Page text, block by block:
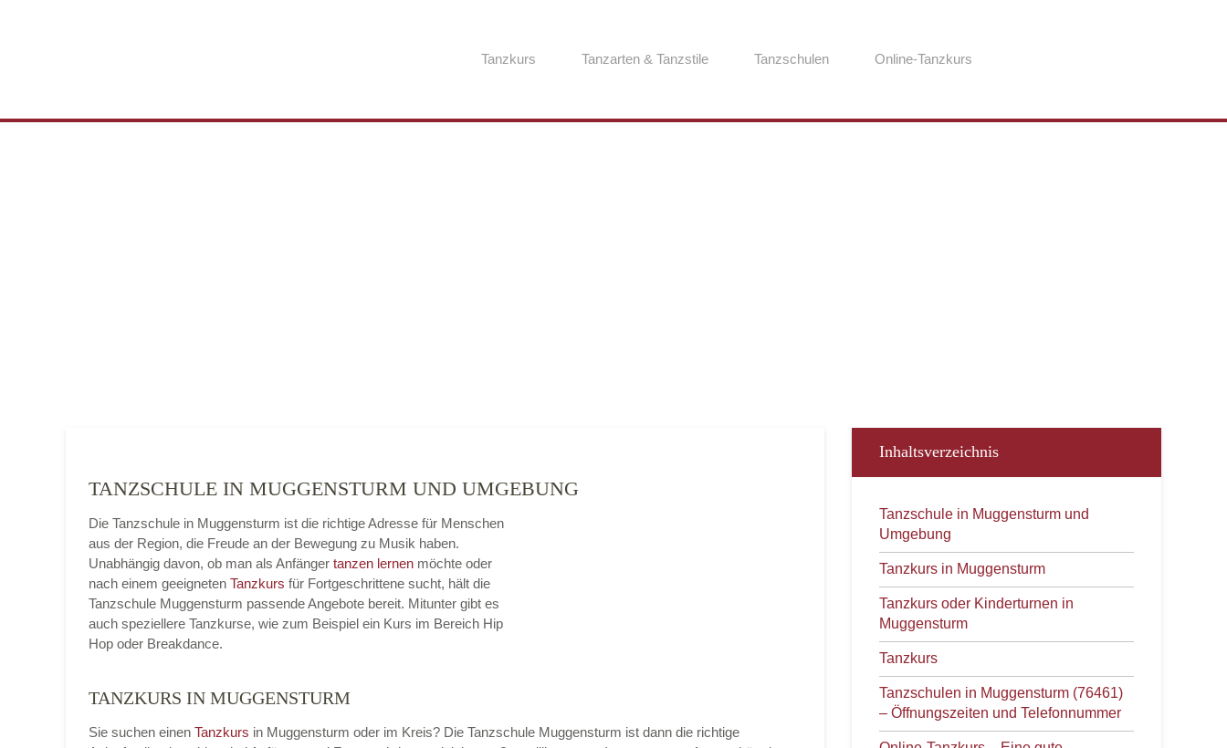
Tanzkurs Tanzarten & Tanzstile Tanzschulen Online-Tanzkurs
TANZSCHULE IN MUGGENSTURM UND UMGEBUNG
Die Tanzschule in Muggensturm ist die richtige Adresse für Menschen
aus der Region, die Freude an der Bewegung zu Musik haben.
Unabhängig davon, ob man als Anfänger tanzen lernen möchte oder
nach einem geeigneten Tanzkurs für Fortgeschrittene sucht, hält die
Tanzschule Muggensturm passende Angebote bereit. Mitunter gibt es
auch speziellere Tanzkurse, wie zum Beispiel ein Kurs im Bereich Hip
Hop oder Breakdance.
TANZKURS IN MUGGENSTURM
Sie suchen einen Tanzkurs in Muggensturm oder im Kreis? Die Tanzschule Muggensturm ist dann die richtige
Inhaltsverzeichnis
Tanzschule in Muggensturm und
Umgebung
Tanzkurs in Muggensturm
Tanzkurs oder Kinderturnen in
Muggensturm
Tanzkurs
Tanzschulen in Muggensturm (76461)
– Öffnungszeiten und Telefonnummer